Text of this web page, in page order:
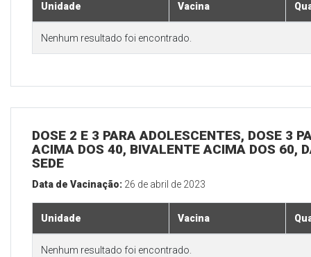
Unidade Vacina
Nenhum resultado foi encontrado.
DOSE 2 E 3 PARA ADOLESCENTES, DOSE 3
ACIMA DOS 40, BIVALENTE ACIMA DOS 60,
SEDE
Data de Vacinação: 26 de abril de 2023
Unidade Vacina
Nenhum resultado foi encontrado.